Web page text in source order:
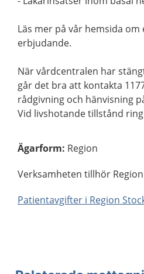
Läs mer på vår hemsida om
erbjudande.
När vårdcentralen har
går det bra att kontakta
rådgivning och hänvisning
Vid livshotande tillstånd ring
Ägarform: Region
Verksamheten tillhör
Patientavgifter i Region